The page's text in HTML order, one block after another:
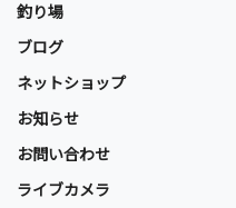
釣り場
ブログ
ネットショップ
お知らせ
お問い合わせ
ライブカメラ